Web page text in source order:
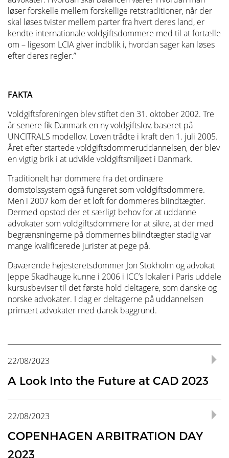
løser forskelle mellem forskellige retstraditioner, når der
skal løses tvister mellem parter fra hvert deres land, er
kendte internationale voldgiftsdommere med til at fortælle
om – ligesom LCIA giver indblik i, hvordan sager kan løses
efter deres regler.”
FAKTA
Voldgiftsforeningen blev stiftet den 31. oktober 2002. Tre
år senere fik Danmark en ny voldgiftslov, baseret på
UNCITRALS modellov. Loven trådte i kraft den 1. juli 2005.
Året efter startede voldgiftsdommeruddannelsen, der blev
en vigtig brik i at udvikle voldgiftsmiljøet i Danmark.
Traditionelt har dommere fra det ordinære
domstolssystem også fungeret som voldgiftsdommere.
Men i 2007 kom der et loft for dommeres biindtægter.
Dermed opstod der et særligt behov for at uddanne
advokater som voldgiftsdommere for at sikre, at der med
begrænsningerne på dommernes biindtægter stadig var
mange kvalificerede jurister at pege på.
Daværende højesteretsdommer Jon Stokholm og advokat
Jeppe Skadhauge kunne i 2006 i ICC’s lokaler i Paris uddele
kursusbeviser til det første hold deltagere, som danske og
norske advokater. I dag er deltagerne på uddannelsen
primært advokater med dansk baggrund.
22/08/2023
A Look Into the Future at CAD 2023
about the current practices and new trends in
management and drafting of first procedural orders
(the “PO1”).
22/08/2023
COPENHAGEN ARBITRATION DAY
2023